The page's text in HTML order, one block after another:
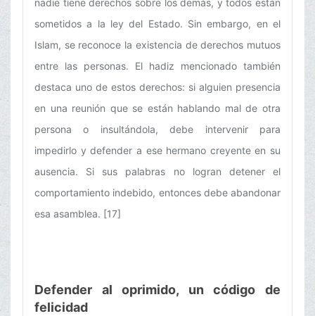
nadie tiene derechos sobre los demás, y todos están
sometidos a la ley del Estado. Sin embargo, en el
Islam, se reconoce la existencia de derechos mutuos
entre las personas. El hadiz mencionado también
destaca uno de estos derechos: si alguien presencia
en una reunión que se están hablando mal de otra
persona o insultándola, debe intervenir para
impedirlo y defender a ese hermano creyente en su
ausencia. Si sus palabras no logran detener el
comportamiento indebido, entonces debe abandonar
esa asamblea. [17]
Defender al oprimido, un código de
felicidad